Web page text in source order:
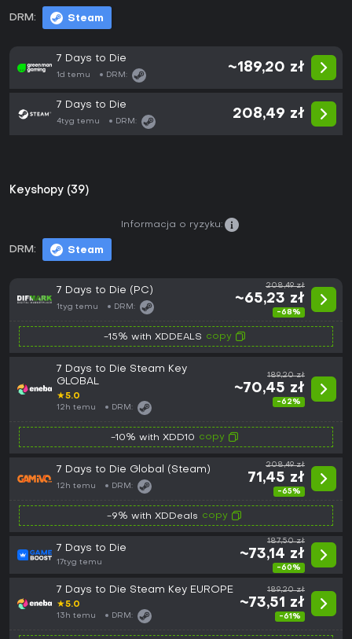
DRM: Steam
7 Days to Die
1d temu DRM:
~189,20 zł
7 Days to Die
4tyg temu DRM:
208,49 zł
Keyshopy (39)
DRM: Steam
Informacja o ryzyku:
7 Days to Die (PC)
1tyg temu DRM:
208,49 zł
~65,23 zł
-68%
-15% with XDDEALS copy
7 Days to Die Steam Key
GLOBAL
★5.0
12h temu DRM:
189,20 zł
~70,45 zł
-62%
-10% with XDD10 copy
7 Days to Die Global (Steam)
12h temu DRM:
208,49 zł
71,45 zł
-65%
-9% with XDDeals copy
7 Days to Die
17tyg temu
187,50 zł
~73,14 zł
-60%
7 Days to Die Steam Key EUROPE
★5.0
13h temu DRM:
189,20 zł
~73,51 zł
-61%